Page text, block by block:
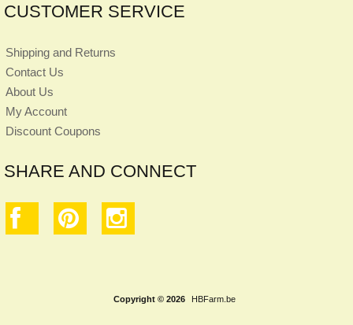
CUSTOMER SERVICE
Shipping and Returns
Contact Us
About Us
My Account
Discount Coupons
SHARE AND CONNECT
Copyright © 2026 HBFarm.be